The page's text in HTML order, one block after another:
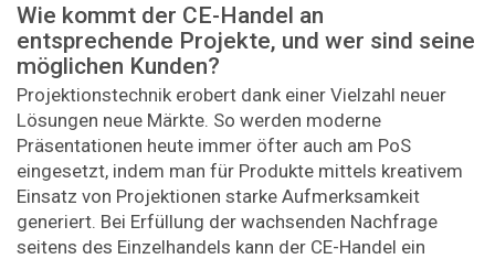
Wie kommt der CE-Handel an
entsprechende Projekte, und wer sind seine
möglichen Kunden?
Projektionstechnik erobert dank einer Vielzahl neuer
Lösungen neue Märkte. So werden moderne
Präsentationen heute immer öfter auch am PoS
eingesetzt, indem man für Produkte mittels kreativem
Einsatz von Projektionen starke Aufmerksamkeit
generiert. Bei Erfüllung der wachsenden Nachfrage
seitens des Einzelhandels kann der CE-Handel ein